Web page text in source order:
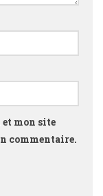
mon site
commentaire.